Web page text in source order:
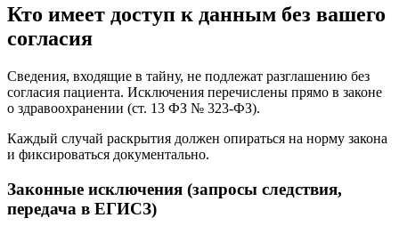
Кто имеет доступ к данным без вашего
согласия
Сведения, входящие в тайну, не подлежат разглашению без
согласия пациента. Исключения перечислены прямо в законе
о здравоохранении (ст. 13 ФЗ № 323‑ФЗ).
Каждый случай раскрытия должен опираться на норму закона
и фиксироваться документально.
Законные исключения (запросы следствия,
передача в ЕГИСЗ)